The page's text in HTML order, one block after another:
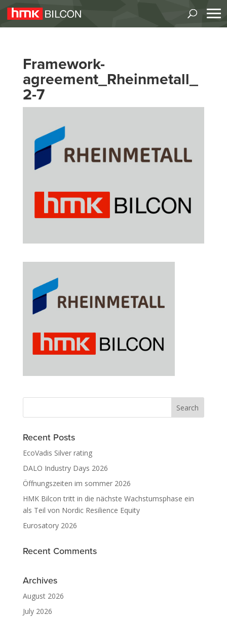
Framework-
agreement_Rheinmetall_
2-7
Recent Posts
EcoVadis Silver rating
DALO Industry Days 2026
Öffnungszeiten im sommer 2026
HMK Bilcon tritt in die nächste Wachstumsphase ein
als Teil von Nordic Resilience Equity
Eurosatory 2026
Recent Comments
Archives
August 2026
July 2026